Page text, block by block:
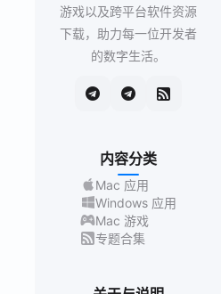
游戏以及跨平台软件资源
下载，助力每一位开发者
的数字生活。
内容分类
Mac 应用
Windows 应用
Mac 游戏
专题合集